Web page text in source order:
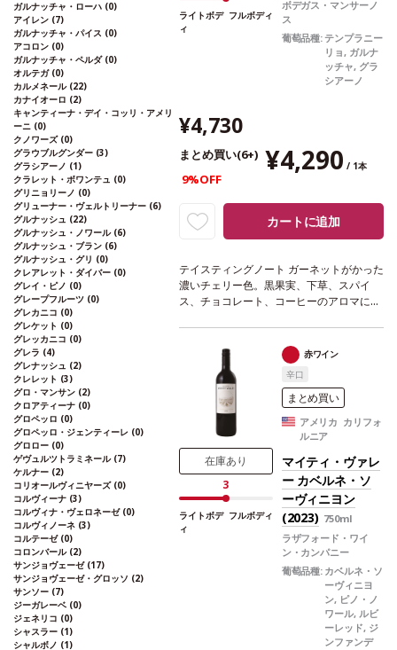
ガルナッチャ・ローハ (0)
アイレン (7)
ガルナッチャ・パイス (0)
アコロン (0)
ガルナッチャ・ペルダ (0)
オルテガ (0)
カルメネール (22)
カナイオーロ (2)
キャンティーナ・デイ・コッリ・アメリ
ーニ (0)
クノワーズ (0)
グラウブルグンダー (3)
グラシアーノ (1)
クラレット・ボワンテュ (0)
グリニョリーノ (0)
グリューナー・ヴェルトリーナー (6)
グルナッシュ (22)
グルナッシュ・ノワール (6)
グルナッシュ・ブラン (6)
グルナッシュ・グリ (0)
クレアレット・ダイバー (0)
グレイ・ピノ (0)
グレープフルーツ (0)
グレカニコ (0)
グレケット (0)
グレッカニコ (0)
グレラ (4)
グレナッシュ (2)
クレレット (3)
グロ・マンサン (2)
クロアティーナ (0)
グロペッロ (0)
グロペッロ・ジェンティーレ (0)
グロロー (0)
ゲヴュルツトラミネール (7)
ケルナー (2)
コリオールヴィニヤーズ (0)
コルヴィーナ (3)
コルヴィナ・ヴェロネーゼ (0)
コルヴィノーネ (3)
コルテーゼ (0)
コロンバール (2)
サンジョヴェーゼ (17)
サンジョヴェーゼ・グロッソ (2)
サンソー (7)
ジーガレーベ (0)
ジェネリコ (0)
シャスラー (1)
シャルボノ (1)
ライトボデ
ィ
フルボディ
ボデガス・マンサーノ
ス
葡萄品種:テンプラニー
リョ, ガルナ
ッチャ, グラ
シアーノ
¥4,730
まとめ買い(6+) ¥4,290 / 1本
9%OFF
カートに追加
テイスティングノート ガーネットがかった
濃いチェリー色。黒果実、下草、スパイ
ス、チョコレート、コーヒーのアロマに、
ミネラルを含む。フルボディで、たっぷり
とした濃厚なストラクチャーが口中を満た
す。上質で滑らかなタンニンはエレガント
で、フレッシュな余韻の後味は際立ってい
葡萄品種
テンプラニーリョ 55%、ガ
ルナッチャ 25%、グラシアーノ 20% ＜
テンプラニーリョ2014ヴィンテージ；36
ヵ月熟成-ガルナッチャ2017ヴィンテー
ジ；6ヵ月熟成-グラシアーノ2015ヴィンテ
ージ；30ヵ月熟成 ブレンド後3ヵ月間瓶
内熟成しリリース＞
在庫あり
3
ライトボデ
ィ
フルボディ
赤ワイン
辛口
まとめ買い
アメリカ カリフォ
ルニア
マイティ・ヴァレ
ー カベルネ・ソ
ーヴィニヨン
(2023) 750ml
ラザフォード・ワイ
ン・カンパニー
葡萄品種: カベルネ・ソ
ーヴィニヨ
ン, ピノ・ノ
ワール, ルビ
ーレッド, ジ
ンファンデ